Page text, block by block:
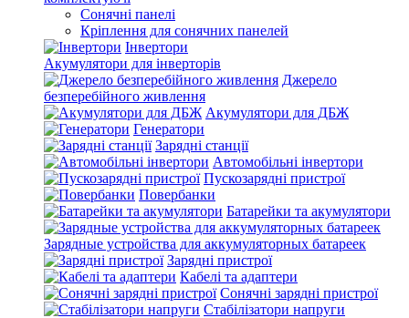
Сонячні панелі
Кріплення для сонячних панелей
Інвертори
Акумулятори для інверторів
Джерело
безперебійного живлення
Акумулятори для ДБЖ
Генератори
Зарядні станції
Автомобільні інвертори
Пускозарядні пристрої
Повербанки
Батарейки та акумулятори
Зарядные устройства для аккумуляторных батареек
Зарядні пристрої
Кабелі та адаптери
Сонячні зарядні пристрої
Стабілізатори напруги